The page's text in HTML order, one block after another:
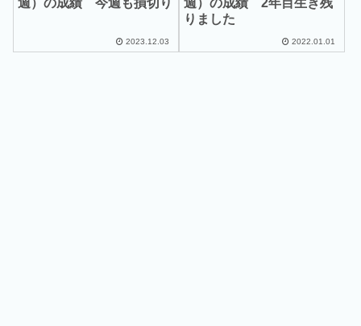
週）の成績 今週も損切り
2023.12.03
週）の成績 2年目生き残
りました
2022.01.01